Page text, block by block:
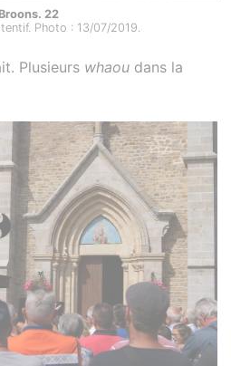
Broons. 22
Photo : 13/07/2019.
Plusieurs whaou dans la